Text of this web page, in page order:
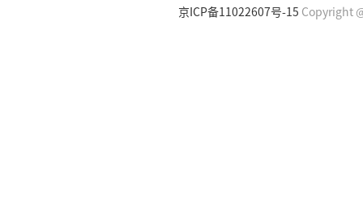
京ICP备11022607号-15 Copyright